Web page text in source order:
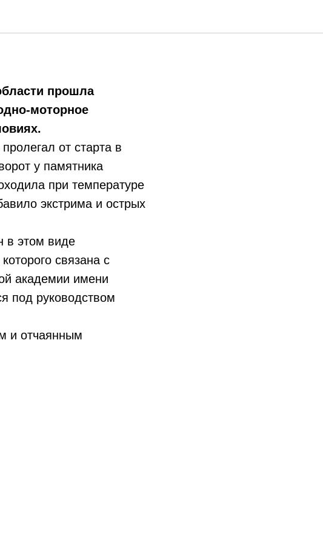
прошла
моторное
от старта в
у памятника
при температуре
экстрима и острых
в этом виде
связана с
академии имени
под руководством
и отчаянным